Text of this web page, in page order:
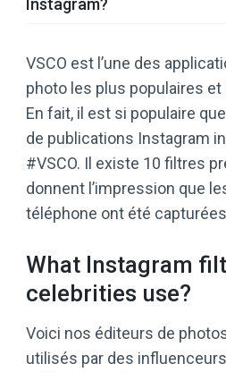
Instagram?
VSCO est l’une des
photo les plus populaires
En fait, il est si populaire
de publications Instagram
#VSCO. Il existe 10 filtres
donnent l’impression que
téléphone ont été
What Instagram
celebrities use?
Voici nos éditeurs de
utilisés par des